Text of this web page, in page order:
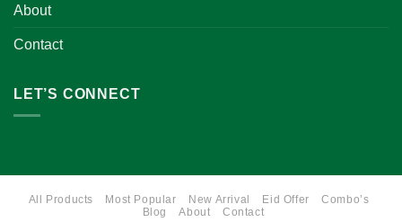
About
Contact
LET’S CONNECT
All Products Most Popular New Arrival Eid Offer
Combo’s
Blog
About Contact